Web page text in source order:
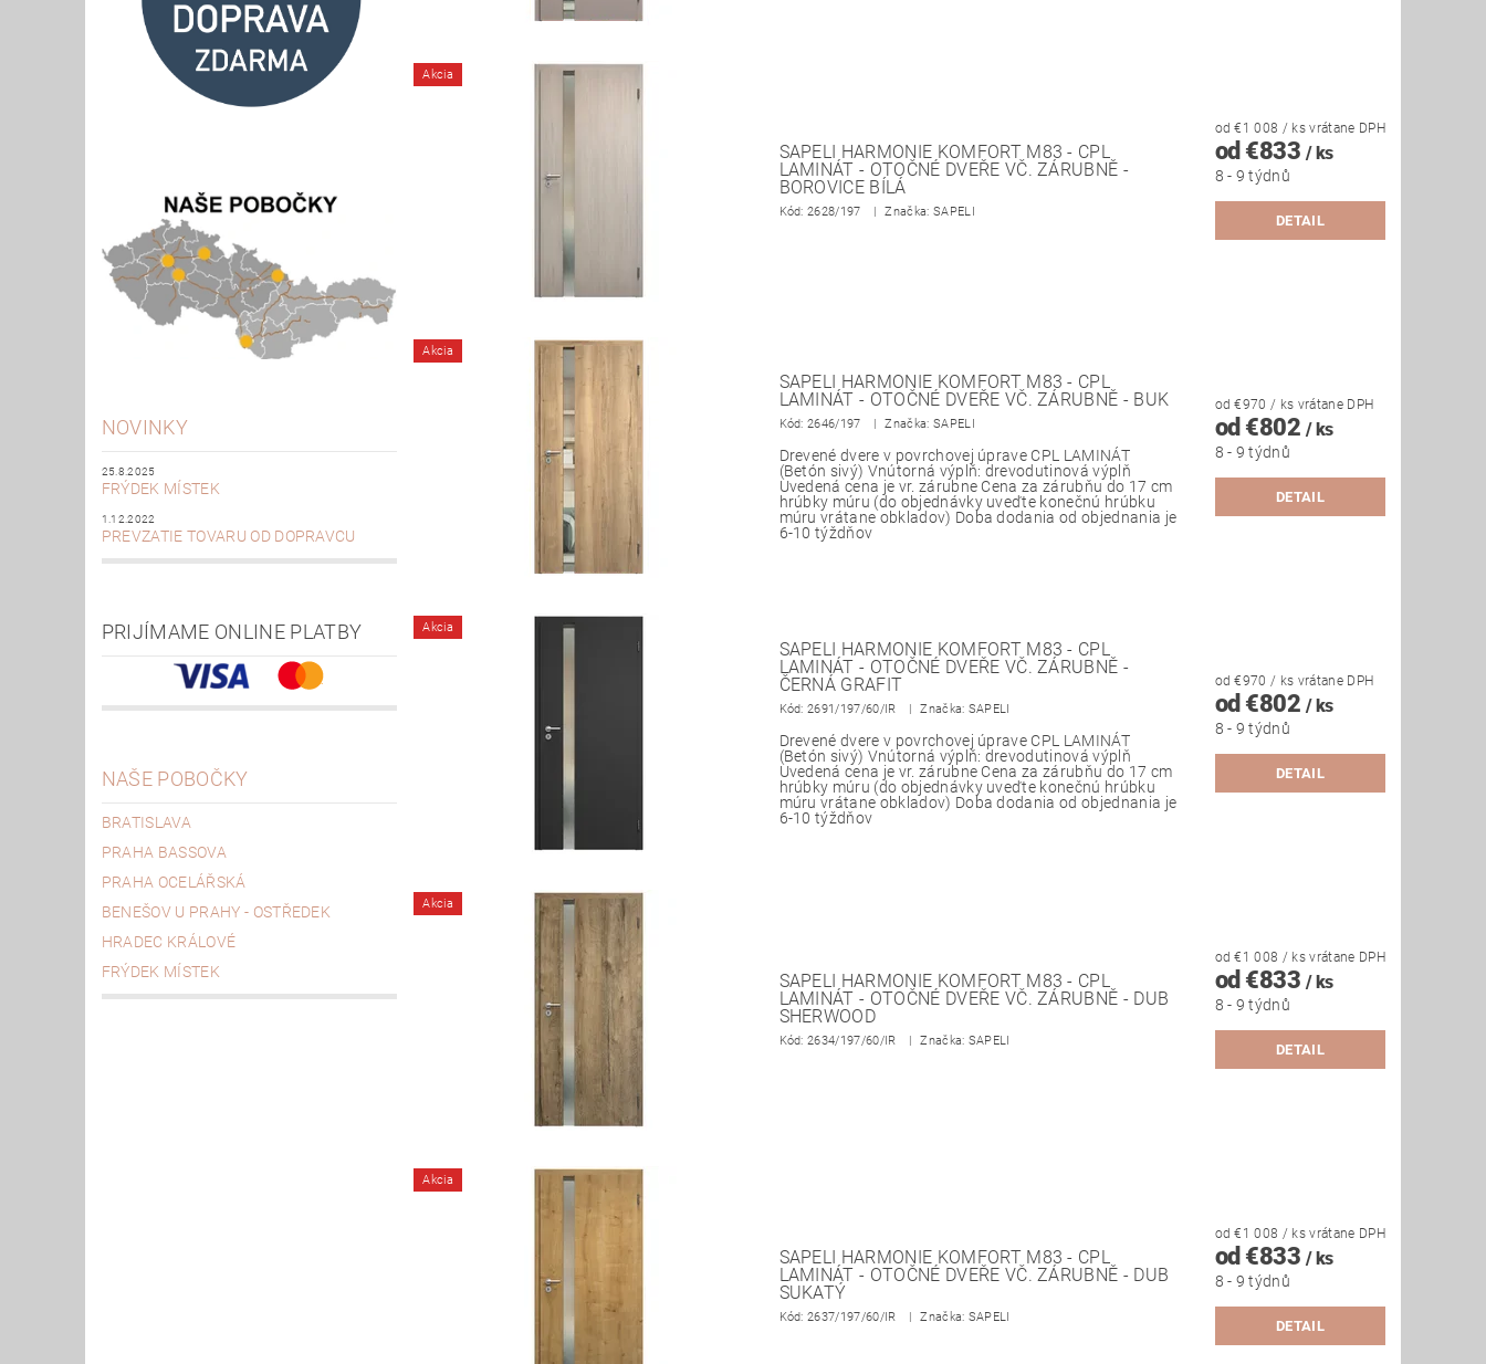
NOVINKY
25.8.2025
FRÝDEK MÍSTEK
1.12.2022
PREVZATIE TOVARU OD DOPRAVCU
PRIJÍMAME ONLINE PLATBY
NAŠE POBOČKY
BRATISLAVA
PRAHA BASSOVA
PRAHA OCELÁŘSKÁ
BENEŠOV U PRAHY - OSTŘEDEK
HRADEC KRÁLOVÉ
FRÝDEK MÍSTEK
Akcia
SAPELI HARMONIE KOMFORT M83 - CPL
LAMINÁT - OTOČNÉ DVEŘE VČ. ZÁRUBNĚ -
BOROVICE BÍLÁ
Kód:2628/197 Značka: SAPELI
od €1 008 / ks vrátane DPH
od €833 / ks
8 - 9 týdnů
DETAIL
Akcia
SAPELI HARMONIE KOMFORT M83 - CPL
LAMINÁT - OTOČNÉ DVEŘE VČ. ZÁRUBNĚ - BUK
Kód:2646/197 Značka: SAPELI
Drevené dvere v povrchovej úprave CPL LAMINÁT
(Betón sivý) Vnútorná výplň: drevodutinová výplň
Uvedená cena je vr. zárubne Cena za zárubňu do 17 cm
hrúbky múru (do objednávky uveďte konečnú hrúbku
múru vrátane obkladov) Doba dodania od objednania je
6-10 týždňov
od €970/ ks vrátane DPH
od €802 / ks
8 - 9 týdnů
DETAIL
Akcia
SAPELI HARMONIE KOMFORT M83 - CPL
LAMINÁT - OTOČNÉ DVEŘE VČ. ZÁRUBNĚ -
ČERNÁ GRAFIT
Kód:2691/197/60/IR Značka: SAPELI
Drevené dvere v povrchovej úprave CPL LAMINÁT
(Betón sivý) Vnútorná výplň: drevodutinová výplň
Uvedená cena je vr. zárubne Cena za zárubňu do 17 cm
hrúbky múru (do objednávky uveďte konečnú hrúbku
múru vrátane obkladov) Doba dodania od objednania je
6-10 týždňov
od €970/ ks vrátane DPH
od €802 / ks
8 - 9 týdnů
DETAIL
Akcia
SAPELI HARMONIE KOMFORT M83 - CPL
LAMINÁT - OTOČNÉ DVEŘE VČ. ZÁRUBNĚ - DUB
SHERWOOD
Kód:2634/197/60/IR Značka: SAPELI
od €1 008 / ks vrátane DPH
od €833 / ks
8 - 9 týdnů
DETAIL
Akcia
SAPELI HARMONIE KOMFORT M83 - CPL
LAMINÁT - OTOČNÉ DVEŘE VČ. ZÁRUBNĚ - DUB
SUKATÝ
Kód:2637/197/60/IR Značka: SAPELI
od €1 008 / ks vrátane DPH
od €833 / ks
8 - 9 týdnů
DETAIL